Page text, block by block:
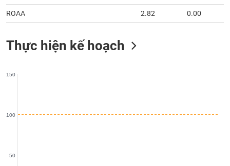
ROAA 2.82 0.00
Thực hiện kế hoạch
50
100
150
Dịch
vụ
Sách